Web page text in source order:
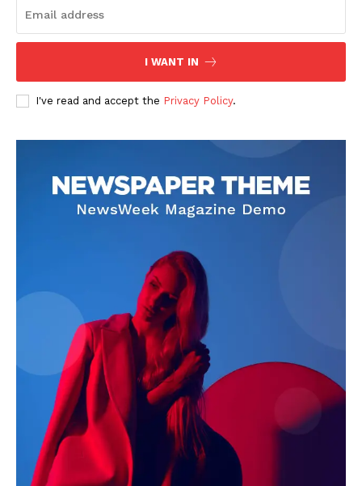
I WANT IN
I've read and accept the Privacy Policy.